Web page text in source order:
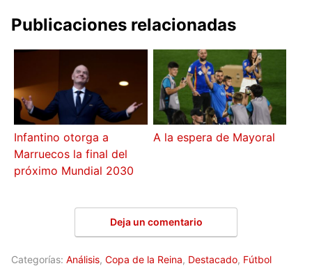
Publicaciones relacionadas
Infantino otorga a
Marruecos la final del
próximo Mundial 2030
A la espera de Mayoral
Deja un comentario
Categorías: Análisis, Copa de la Reina, Destacado, Fútbol